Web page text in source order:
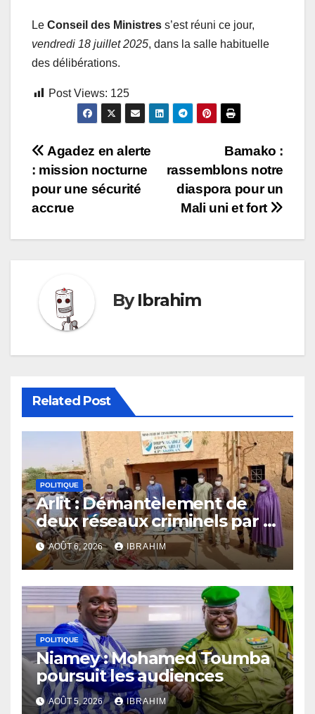
Le Conseil des Ministres s’est réuni ce jour,
vendredi 18 juillet 2025, dans la salle habituelle
des délibérations.
Post Views: 125
Navigation
de
l’article
Bamako :
rassemblons notre
diaspora pour un
Mali uni et fort
Agadez en alerte
: mission nocturne
pour une sécurité
accrue
ByIbrahim
Related Post
POLITIQUE
Arlit : Démantèlement de
deux réseaux criminels par la
police d’Akokan
AOÛT 6, 2026 IBRAHIM
POLITIQUE
Niamey : Mohamed Toumba
poursuit les audiences
AOÛT 5, 2026 IBRAHIM